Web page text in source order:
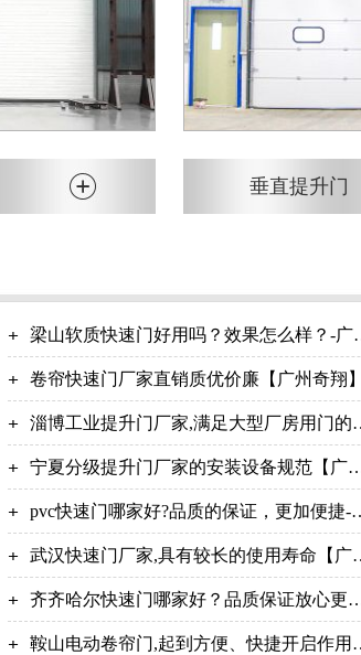
垂直提升门
梁山软质快速门好用吗？效果怎么样？-广
奇翔
卷帘快速门厂家直销质优价廉【广州奇翔】
淄博工业提升门厂家,满足大型厂房用门的
求【广州奇翔】
宁夏分级提升门厂家的安装设备规范【广
奇翔】
pvc快速门哪家好?品质的保证，更加便捷-
州奇翔
武汉快速门厂家,具有较长的使用寿命【广
奇翔】
齐齐哈尔快速门哪家好？品质保证放心更
心！【广州奇翔】
鞍山电动卷帘门,起到方便、快捷开启作用